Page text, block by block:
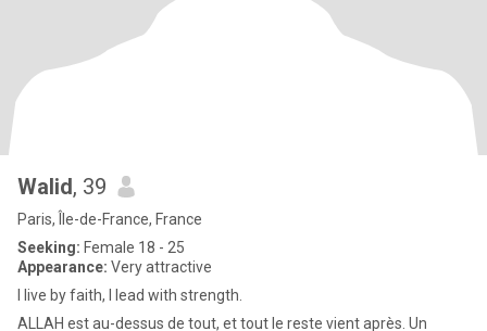
Walid, 39
Paris, Île-de-France, France
Seeking: Female 18 - 25
Appearance: Very attractive
I live by faith, I lead with strength.
ALLAH est au-dessus de tout, et tout le reste vient après. Un